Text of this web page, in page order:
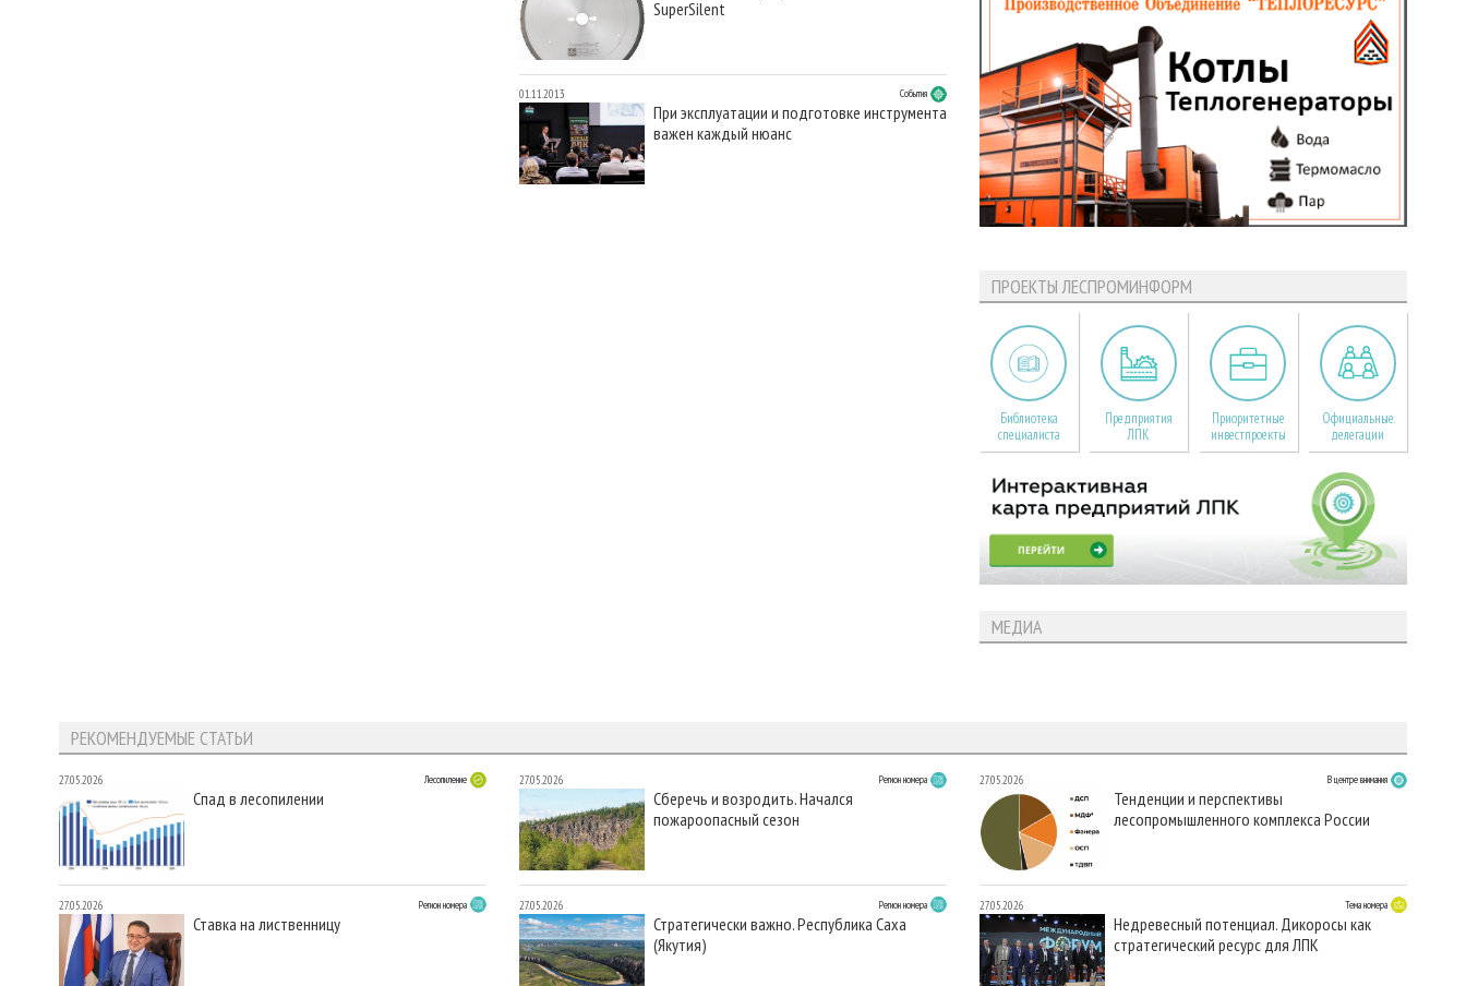
SuperSilent
01.11.2013 События
При эксплуатации и подготовке инструмента
важен каждый нюанс
ПРОЕКТЫ ЛЕСПРОМИНФОРМ
Библиотека
специалиста
Предприятия
ЛПК
Приоритетные
инвестпроекты
Официальные
делегации
МЕДИА
РЕКОМЕНДУЕМЫЕ СТАТЬИ
27.05.2026 Лесопиление
Спад в лесопилении
27.05.2026 Регион номера
Ставка на лиственницу
27.05.2026 Регион номера
Сберечь и возродить. Начался
пожароопасный сезон
27.05.2026 Регион номера
Стратегически важно. Республика Саха
(Якутия)
27.05.2026 В центре внимания
Тенденции и перспективы
лесопромышленного комплекса России
27.05.2026 Тема номера
Недревесный потенциал. Дикоросы как
стратегический ресурс для ЛПК